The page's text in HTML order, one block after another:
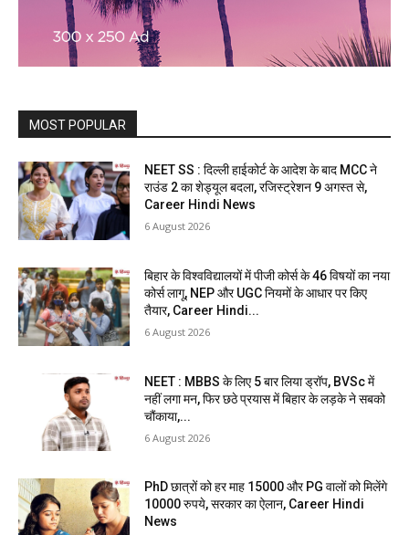
MOST POPULAR
NEET SS : दिल्ली हाईकोर्ट के आदेश के बाद MCC ने
राउंड 2 का शेड्यूल बदला, रजिस्ट्रेशन 9 अगस्त से,
Career Hindi News
6 August 2026
बिहार के विश्वविद्यालयों में पीजी कोर्स के 46 विषयों का नया
कोर्स लागू, NEP और UGC नियमों के आधार पर किए
तैयार, Career Hindi...
6 August 2026
NEET : MBBS के लिए 5 बार लिया ड्रॉप, BVSc में
नहीं लगा मन, फिर छठे प्रयास में बिहार के लड़के ने सबको
चौंकाया,...
6 August 2026
PhD छात्रों को हर माह 15000 और PG वालों को मिलेंगे
10000 रुपये, सरकार का ऐलान, Career Hindi
News